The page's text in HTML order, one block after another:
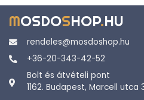
MOSDOSHOP.HU
rendeles@mosdoshop.hu
+36-20-343-42-52
Bolt és átvételi pont
1162. Budapest, Marcell utca